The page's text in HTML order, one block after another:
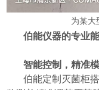
为某大
伯能仪器的专业
智能控制，精准
伯能定制灭菌柜